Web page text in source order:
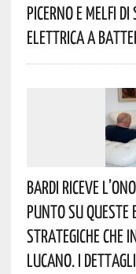
Picerno E Melfi Di
Elettrica A
Bardi Riceve
Punto Su Queste
Strategiche
Lucano. I Dettagli